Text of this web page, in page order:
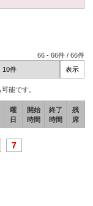
66 -66件 /66件
能です。
曜
日
開始
時間
終了
時間
残
席
7